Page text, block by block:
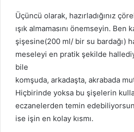
Üçüncü olarak, hazırladığınız
ışık almamasını önemseyin.
şişesine(200 ml/ bir su bardağı)
meseleyi en pratik şekilde
bile
komşuda, arkadaşta, akrabada
Hiçbirinde yoksa bu şişelerin
eczanelerden temin
ise işin en kolay kısmı.